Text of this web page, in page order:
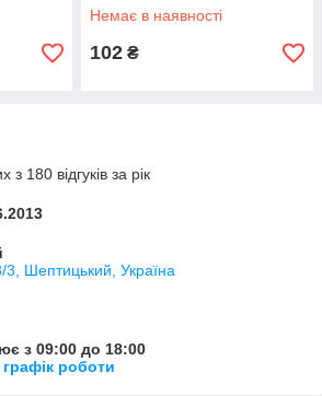
Немає в наявності
102 ₴
з 180 відгуків за рік
Шептицький, Україна
з 09:00 до 18:00
роботи